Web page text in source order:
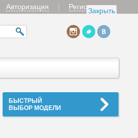
Закрыть
Авторизация Регистрация
БЫСТРЫЙ
ВЫБОР МОДЕЛИ